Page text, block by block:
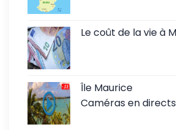
Le coût de la vie à
Île Maurice
Caméras en directs